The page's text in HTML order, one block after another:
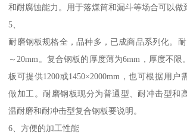
和耐腐蚀能力。用于落煤筒和漏斗等场合可以做
5、
耐磨钢板规格全，品种多，已成商品系列化。
～20mm。复合钢板的厚度薄为6mm，厚度不限
板可提供1200或1450×2000mm，也可根据用户
做加工。耐磨钢板现分为普通型、耐冲击型和
温耐磨和耐冲击型复合钢板要说明。
6、方便的加工性能